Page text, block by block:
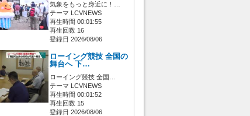
気象をもっと身近に！…
テーマ LCVNEWS
再生時間 00:01:55
再生回数 16
登録日 2026/08/06
ローイング競技 全国の
舞台へ 下…
ローイング競技 全国…
テーマ LCVNEWS
再生時間 00:01:52
再生回数 15
登録日 2026/08/06